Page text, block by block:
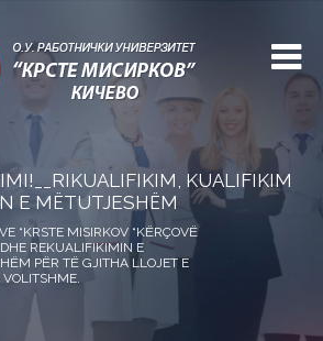
KUALIFIKIM
E MËTUTJESHËM
“KRSTE MISIRKOV “KËRÇOVË
REKUALIFIKIMIN E
PËR TË GJITHA LLOJET E